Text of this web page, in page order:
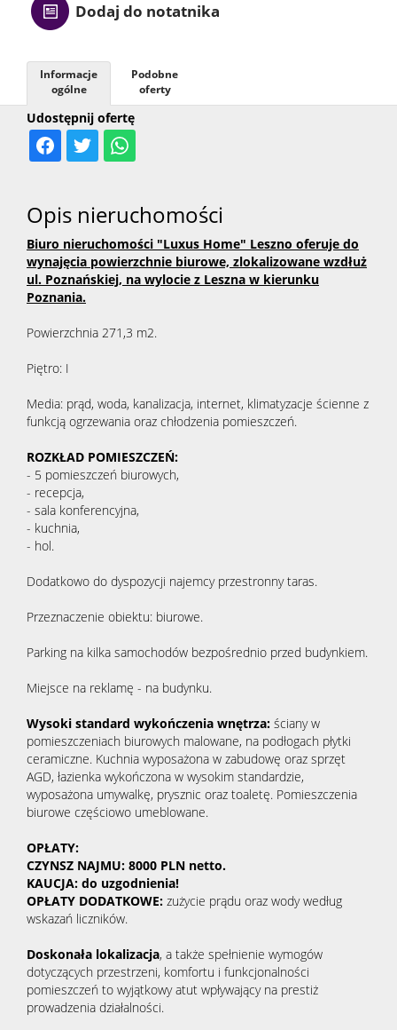
Dodaj do notatnika
Udostępnij ofertę
Informacje
ogólne
Podobne
oferty
Opis nieruchomości
Biuro nieruchomości "Luxus Home" Leszno oferuje do
wynajęcia powierzchnie biurowe, zlokalizowane wzdłuż
ul. Poznańskiej, na wylocie z Leszna w kierunku
Poznania.
Powierzchnia 271,3 m2.
Piętro: I
Media: prąd, woda, kanalizacja, internet, klimatyzacje ścienne z
funkcją ogrzewania oraz chłodzenia pomieszczeń.
ROZKŁAD POMIESZCZEŃ:
- 5 pomieszczeń biurowych,
- recepcja,
- sala konferencyjna,
- kuchnia,
- hol.
Dodatkowo do dyspozycji najemcy przestronny taras.
Przeznaczenie obiektu: biurowe.
Parking na kilka samochodów bezpośrednio przed budynkiem.
Miejsce na reklamę - na budynku.
Wysoki standard wykończenia wnętrza: ściany w
pomieszczeniach biurowych malowane, na podłogach płytki
ceramiczne. Kuchnia wyposażona w zabudowę oraz sprzęt
AGD, łazienka wykończona w wysokim standardzie,
wyposażona umywalkę, prysznic oraz toaletę. Pomieszczenia
biurowe częściowo umeblowane.
OPŁATY:
CZYNSZ NAJMU: 8000 PLN netto.
KAUCJA: do uzgodnienia!
OPŁATY DODATKOWE: zużycie prądu oraz wody według
wskazań liczników.
Doskonała lokalizacja, a także spełnienie wymogów
dotyczących przestrzeni, komfortu i funkcjonalności
pomieszczeń to wyjątkowy atut wpływający na prestiż
prowadzenia działalności.